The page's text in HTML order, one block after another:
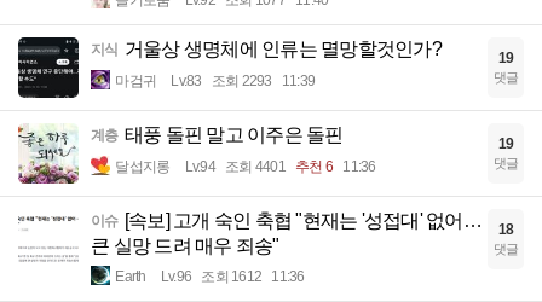
지식 거울상 생명체에 인류는 멸망할것인가?
마검귀 Lv.83 조회 2293 11:39
19
댓글
계층 태풍 돌핀 말고 이주은 돌핀
달섭지롱 Lv.94 조회 4401 추천 6 11:36
19
댓글
이슈 [속보] 고개 숙인 축협 "현재는 '성접대' 없어…
큰 실망 드려 매우 죄송"
Earth Lv.96 조회 1612 11:36
18
댓글